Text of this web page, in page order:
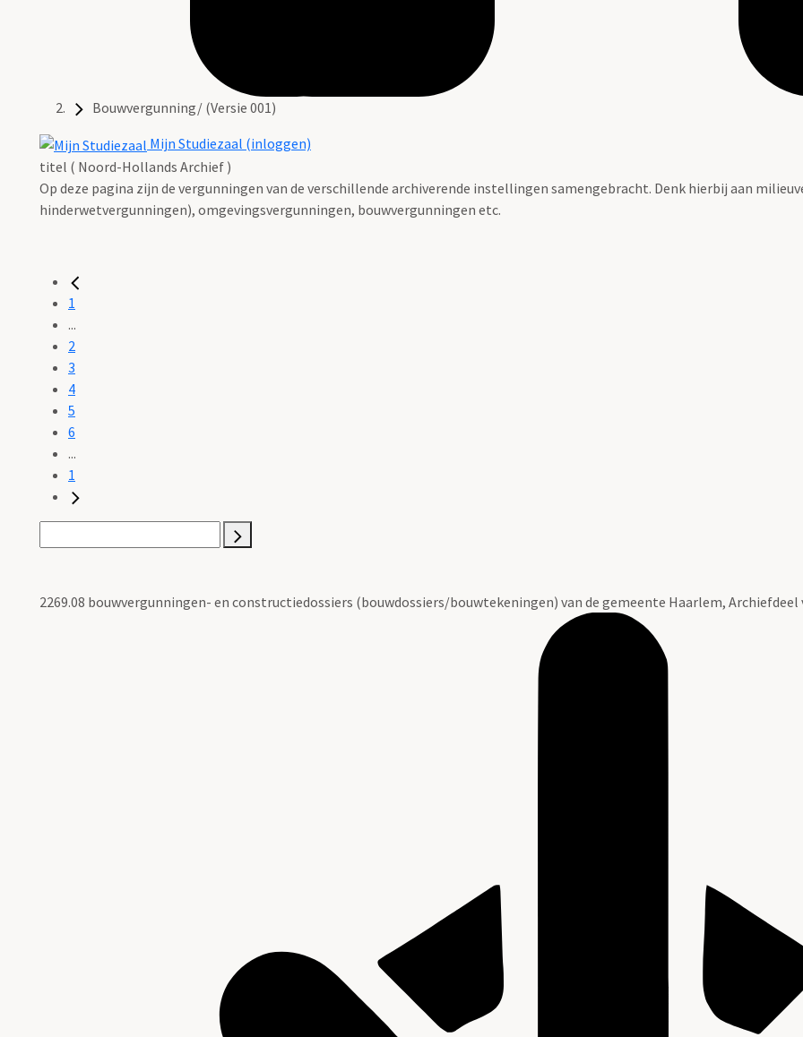
Bouwvergunning/ (Versie 001)
Mijn Studiezaal (inloggen)
titel ( Noord-Hollands Archief )
Op deze pagina zijn de vergunningen van de verschillende archiverende instellingen samengebracht. Denk hierbij aan
hinderwetvergunningen), omgevingsvergunningen, bouwvergunningen etc.
1
...
2
3
4
5
6
...
1
2269.08 bouwvergunningen- en constructiedossiers (bouwdossiers/bouwtekeningen) van de gemeente Haarlem, Archiefdeel